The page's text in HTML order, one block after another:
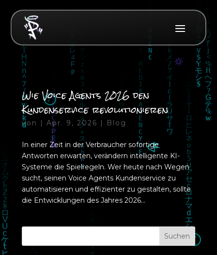
Wie Voice Agents 2026 den
Kundenservice revolutionieren
von | Apr. 9, 2026 | Blog
In einer Zeit in der Verbraucher sofortige
Antworten erwarten, verändern intelligente KI-
Systeme die Spielregeln. Wer heute nach Wegen
sucht, seinen Voice Agents Kundenservice zu
automatisieren und effizienter zu gestalten, sollte
die Entwicklungen des Jahres 2026...
Suchen